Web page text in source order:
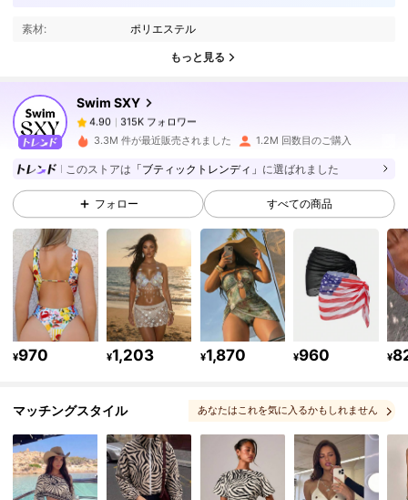
素材: ポリエステル
もっと見る
Swim SXY
4.90
315K フォロワー
8***7は1日前 に購入しました
4.90 315K フォロワー
4.90 315K フォロワー
4.90 315K フォロワー
4.90 315K フォロワー
4.90 315K フォロワー
4.90 315K フォロワー
3.3M 件が最近販売されました 1.2M 回数目のご購入
このストアは 「ブティックトレンディ」 に選ばれました
フォロー すべての商品
¥970 ¥1,203 ¥1,870 ¥960 ¥
マッチングスタイル
あなたはこれを気に入るかもしれません